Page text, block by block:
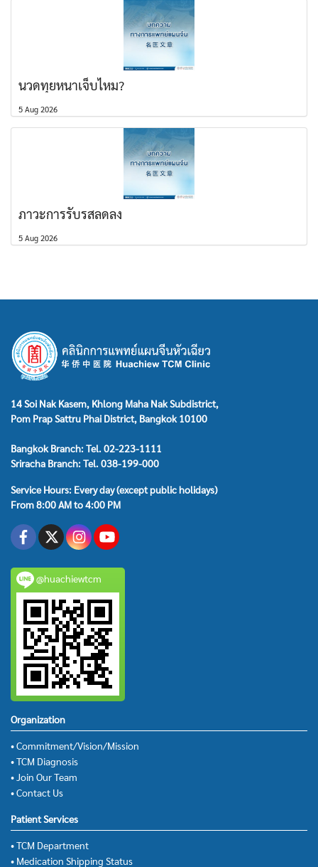
นวดทุยหนาเจ็บไหม?
5 Aug 2026
ภาวะการรับรสลดลง
5 Aug 2026
14 Soi Nak Kasem, Khlong Maha Nak Subdistrict,
Pom Prap Sattru Phai District, Bangkok 10100
Bangkok Branch: Tel. 02-223-1111
Sriracha Branch: Tel. 038-199-000
Service Hours: Every day (except public holidays)
From 8:00 AM to 4:00 PM
@huachiewtcm
Organization
• Commitment/Vision/Mission
• TCM Diagnosis
• Join Our Team
• Contact Us
Patient Services
• TCM Department
• Medication Shipping Status